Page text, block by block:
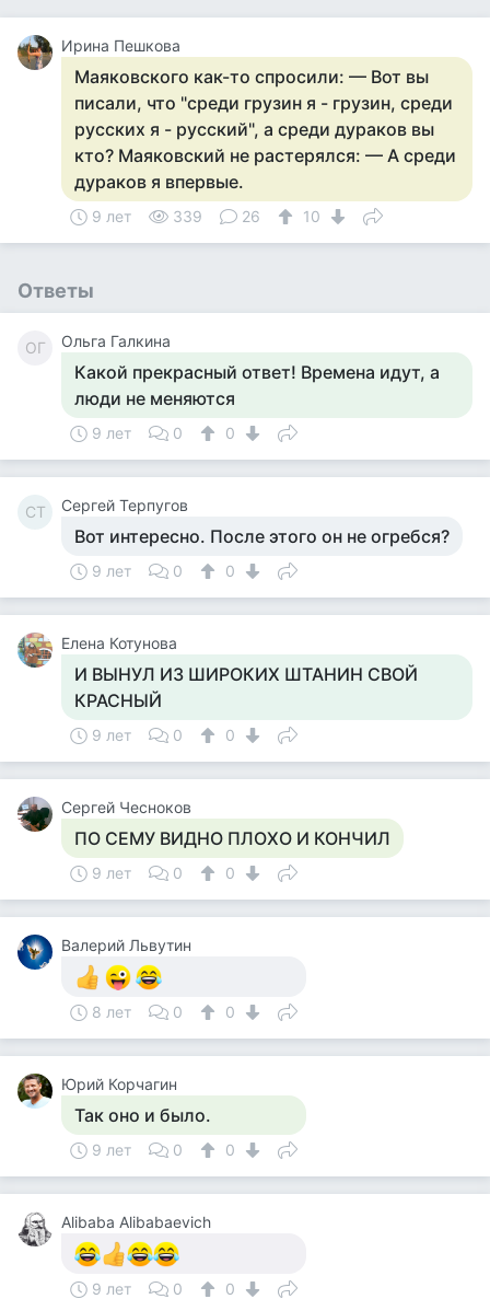
Ирина Пешкова
Маяковского как-то спросили: — Вот вы
писали, что "среди грузин я - грузин, среди
русских я - русский", а среди дураков вы
кто? Маяковский не растерялся: — А среди
дураков я впервые.
9 лет 339 26 10
Ответы
ОГ Ольга Галкина
Какой прекрасный ответ! Времена идут, а
люди не меняются
9 лет 0 0
СТ Сергей Терпугов
Вот интересно. После этого он не огребся?
9 лет 0 0
Елена Котунова
И ВЫНУЛ ИЗ ШИРОКИХ ШТАНИН СВОЙ
КРАСНЫЙ
9 лет 0 0
Сергей Чесноков
ПО СЕМУ ВИДНО ПЛОХО И КОНЧИЛ
9 лет 0 0
Валерий Львутин
8 лет 0 0
Юрий Корчагин
Так оно и было.
9 лет 0 0
Alibaba Alibabaevich
9 лет 0 0